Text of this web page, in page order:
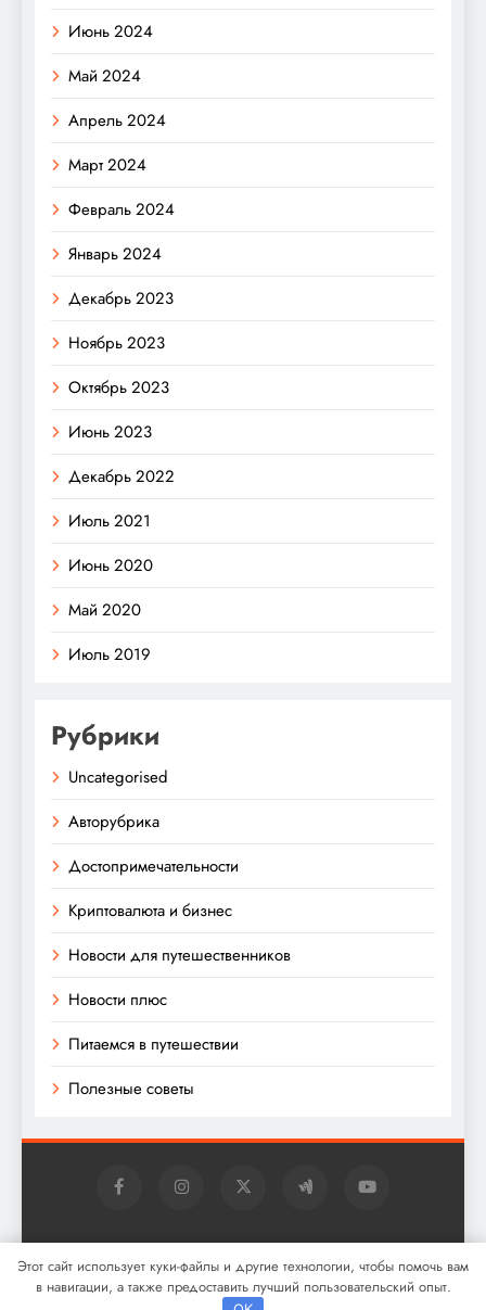
Июнь 2024
Май 2024
Апрель 2024
Март 2024
Февраль 2024
Январь 2024
Декабрь 2023
Ноябрь 2023
Октябрь 2023
Июнь 2023
Декабрь 2022
Июль 2021
Июнь 2020
Май 2020
Июль 2019
Рубрики
Uncategorised
Авторубрика
Достопримечательности
Криптовалюта и бизнес
Новости для путешественников
Новости плюс
Питаемся в путешествии
Полезные советы
Digital Newspaper - многофункциональная тема
WordPress для новостей 2026. Powered By BlazeThemes
Этот сайт использует куки-файлы и другие технологии, чтобы помочь вам
в навигации, а также предоставить лучший пользовательский опыт.